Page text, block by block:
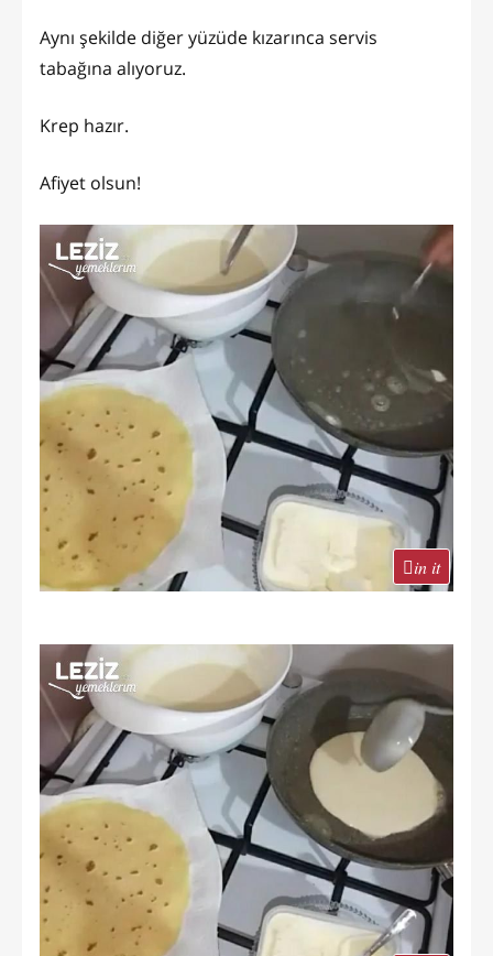
Aynı şekilde diğer yüzüde kızarınca servis
tabağına alıyoruz.
Krep hazır.
Afiyet olsun!
in it